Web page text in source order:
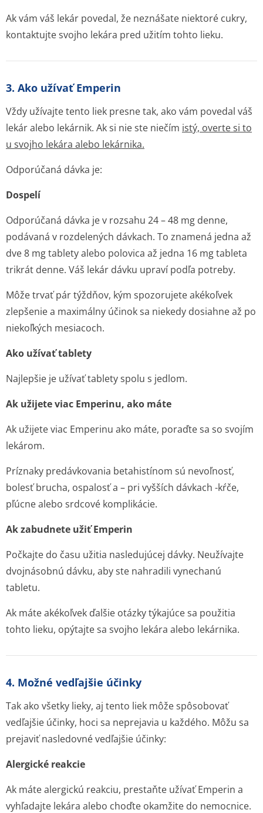
Ak vám váš lekár povedal, že neznášate niektoré cukry,
kontaktujte svojho lekára pred užitím tohto lieku.
3. Ako užívať Emperin
Vždy užívajte tento liek presne tak, ako vám povedal váš
lekár alebo lekárnik. Ak si nie ste niečím istý, overte si to
u svojho lekára alebo lekárnika.
Odporúčaná dávka je:
Dospelí
Odporúčaná dávka je v rozsahu 24 – 48 mg denne,
podávaná v rozdelených dávkach. To znamená jedna až
dve 8 mg tablety alebo polovica až jedna 16 mg tableta
trikrát denne. Váš lekár dávku upraví podľa potreby.
Môže trvať pár týždňov, kým spozorujete akékoľvek
zlepšenie a maximálny účinok sa niekedy dosiahne až po
niekoľkých mesiacoch.
Ako užívať tablety
Najlepšie je užívať tablety spolu s jedlom.
Ak užijete viac Emperinu, ako máte
Ak užijete viac Emperinu ako máte, poraďte sa so svojím
lekárom.
Príznaky predávkovania betahistínom sú nevoľnosť,
bolesť brucha, ospalosť a – pri vyšších dávkach -kŕče,
pľúcne alebo srdcové komplikácie.
Ak zabudnete užiť Emperin
Počkajte do času užitia nasledujúcej dávky. Neužívajte
dvojnásobnú dávku, aby ste nahradili vynechanú
tabletu.
Ak máte akékoľvek ďalšie otázky týkajúce sa použitia
tohto lieku, opýtajte sa svojho lekára alebo lekárnika.
4. Možné vedľajšie účinky
Tak ako všetky lieky, aj tento liek môže spôsobovať
vedľajšie účinky, hoci sa neprejavia u každého. Môžu sa
prejaviť nasledovné vedľajšie účinky:
Alergické reakcie
Ak máte alergickú reakciu, prestaňte užívať Emperin a
vyhľadajte lekára alebo choďte okamžite do nemocnice.